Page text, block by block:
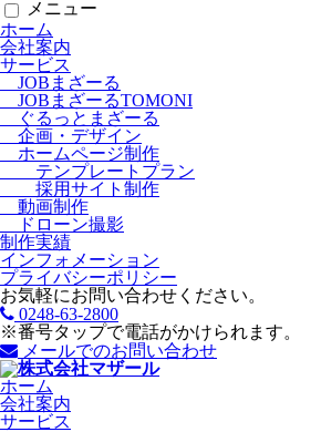
メニュー
ホーム
会社案内
サービス
JOBまざーる
JOBまざーるTOMONI
ぐるっとまざーる
企画・デザイン
ホームページ制作
テンプレートプラン
採用サイト制作
動画制作
ドローン撮影
制作実績
インフォメーション
プライバシーポリシー
お気軽にお問い合わせください。
0248-63-2800
※番号タップで電話がかけられます。
メールでのお問い合わせ
ホーム
会社案内
サービス